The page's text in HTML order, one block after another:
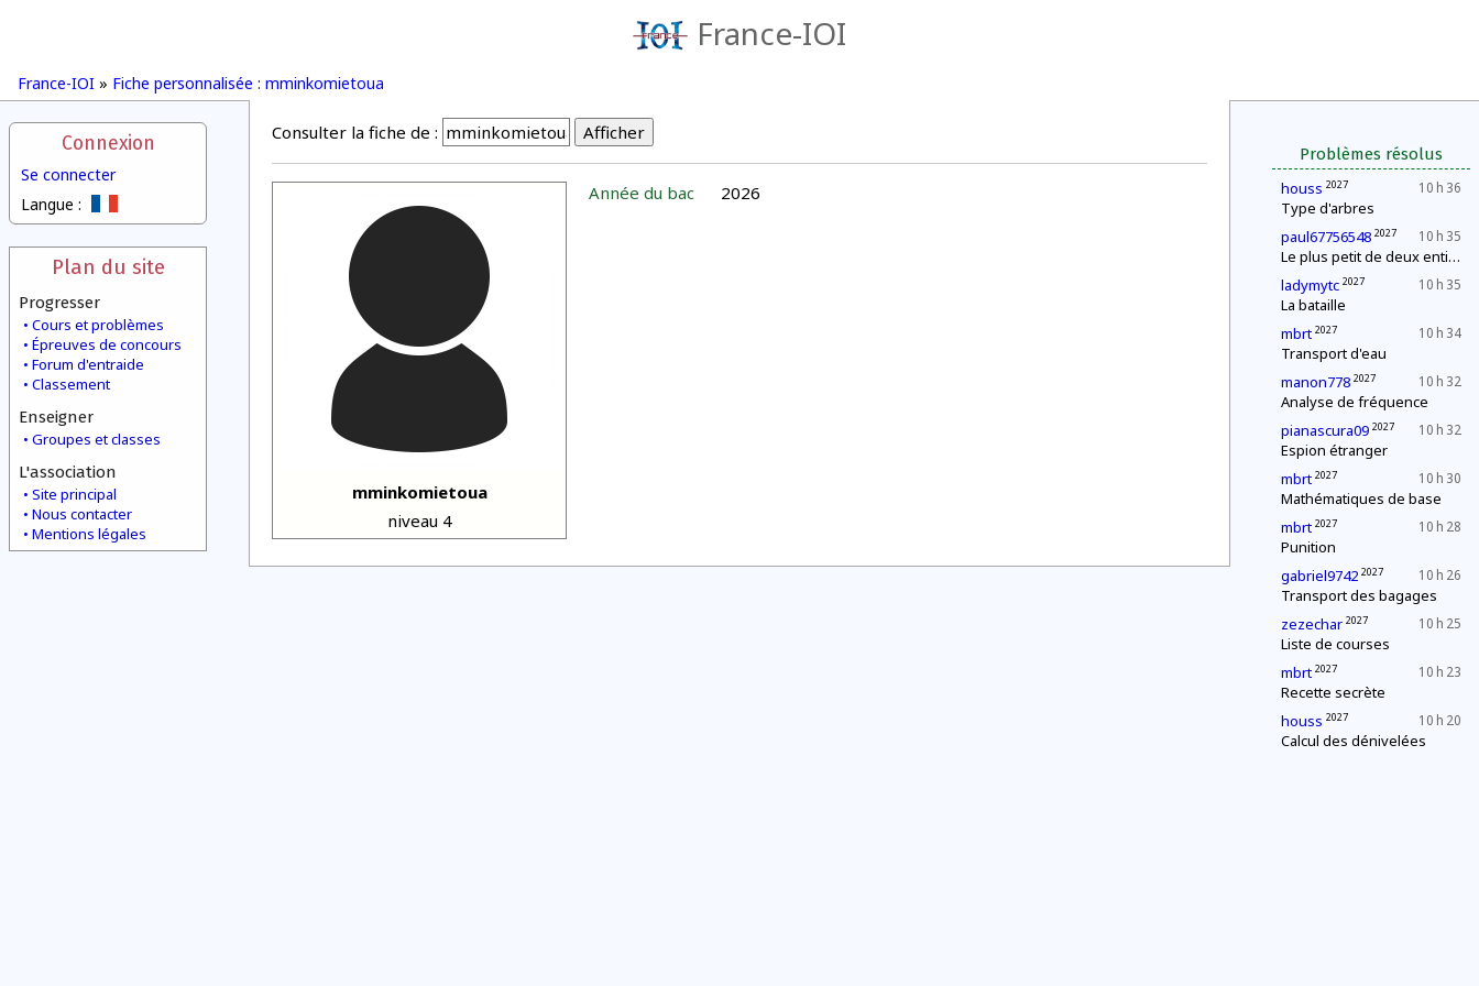
France-IOI
France-IOI » Fiche personnalisée : mminkomietoua
Connexion
Se connecter
Langue :
Plan du site
Progresser
Cours et problèmes
Épreuves de concours
Forum d'entraide
Classement
Enseigner
Groupes et classes
L'association
Site principal
Nous contacter
Mentions légales
Problèmes résolus
10 h 36
houss 2027
Type d'arbres
10 h 35
paul67756548 2027
Le plus petit de deux entiers
10 h 35
ladymytc 2027
La bataille
10 h 34
mbrt 2027
Transport d'eau
10 h 32
manon778 2027
Analyse de fréquence
10 h 32
pianascura09 2027
Espion étranger
10 h 30
mbrt 2027
Mathématiques de base
10 h 28
mbrt 2027
Punition
10 h 26
gabriel9742 2027
Transport des bagages
10 h 25
zezechar 2027
Liste de courses
10 h 23
mbrt 2027
Recette secrète
10 h 20
houss 2027
Calcul des dénivelées
Consulter la fiche de :
mminkomietoua
niveau 4
Année du bac 2026